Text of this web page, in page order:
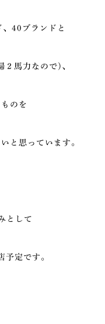
40ブランドと
２馬力なので)、
のを
と思っています。
として
予定です。